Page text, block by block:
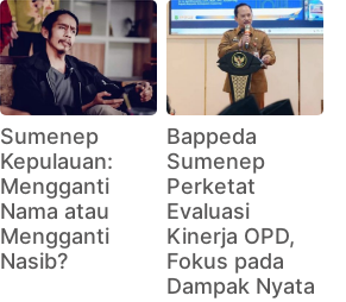
Sumenep
Kepulauan:
Mengganti
Nama atau
Mengganti
Nasib?
Bappeda
Sumenep
Perketat
Evaluasi
Kinerja OPD,
Fokus pada
Dampak Nyata